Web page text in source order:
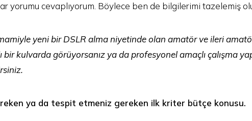
yorumu cevaplıyorum. Böylece ben de bilgilerimi tazelemiş
yeni bir DSLR alma niyetinde olan amatör ve ileri
kulvarda görüyorsanız ya da profesyonel amaçlı çalışma
ya da tespit etmeniz gereken ilk kriter bütçe konusu.